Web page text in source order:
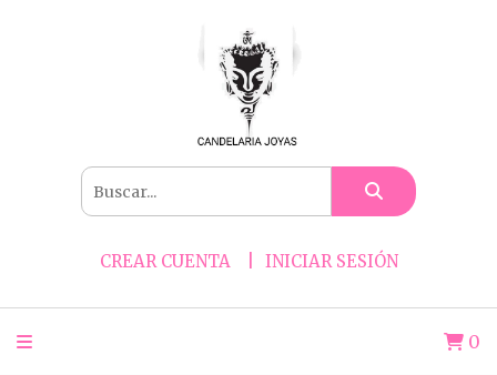
CREAR CUENTA INICIAR SESIÓN
0